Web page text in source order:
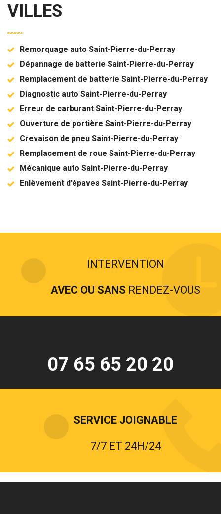
VILLES
Remorquage auto Saint-Pierre-du-Perray
Dépannage de batterie Saint-Pierre-du-Perray
Remplacement de batterie Saint-Pierre-du-Perray
Diagnostic auto Saint-Pierre-du-Perray
Erreur de carburant Saint-Pierre-du-Perray
Ouverture de portière Saint-Pierre-du-Perray
Crevaison de pneu Saint-Pierre-du-Perray
Remplacement de roue Saint-Pierre-du-Perray
Mécanique auto Saint-Pierre-du-Perray
Enlèvement d’épaves Saint-Pierre-du-Perray
INTERVENTION
AVEC OU SANS RENDEZ-VOUS
07 65 65 20 20
SERVICE JOIGNABLE
7/7 ET 24H/24